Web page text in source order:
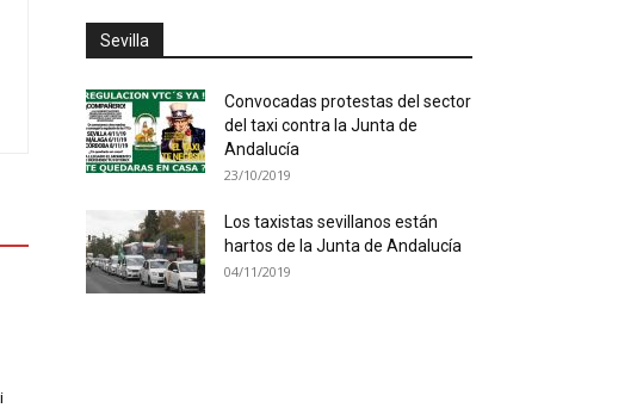
Sevilla
Convocadas protestas del sector
del taxi contra la Junta de
Andalucía
23/10/2019
Los taxistas sevillanos están
hartos de la Junta de Andalucía
04/11/2019